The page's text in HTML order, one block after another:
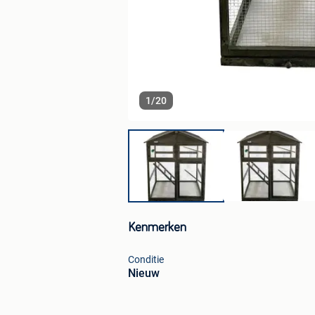
1/20
Kenmerken
Conditie
Nieuw